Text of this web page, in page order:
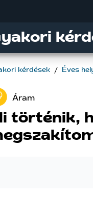
kérdések / Éves
Áram
történik,